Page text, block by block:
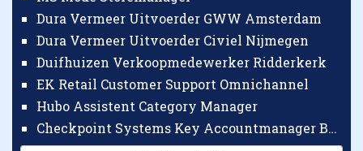
Dura Vermeer Uitvoerder GWW Amsterdam
Dura Vermeer Uitvoerder Civiel Nijmegen
Duifhuizen Verkoopmedewerker Ridderkerk
EK Retail Customer Support Omnichannel
Hubo Assistent Category Manager
Checkpoint Systems Key Accountmanager Benelux